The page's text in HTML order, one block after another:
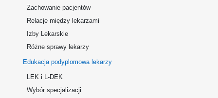
Zachowanie pacjentów
Relacje między lekarzami
Izby Lekarskie
Różne sprawy lekarzy
Edukacja podyplomowa lekarzy
LEK i L-DEK
Wybór specjalizacji